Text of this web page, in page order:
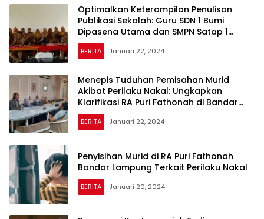
Optimalkan Keterampilan Penulisan
Publikasi Sekolah: Guru SDN 1 Bumi
Dipasena Utama dan SMPN Satap 1
Rawajitu Timur Dibimtek
BERITA Januari 22, 2024
Menepis Tuduhan Pemisahan Murid
Akibat Perilaku Nakal: Ungkapkan
Klarifikasi RA Puri Fathonah di Bandar
Lampung
BERITA Januari 22, 2024
Penyisihan Murid di RA Puri Fathonah
Bandar Lampung Terkait Perilaku Nakal
BERITA Januari 20, 2024